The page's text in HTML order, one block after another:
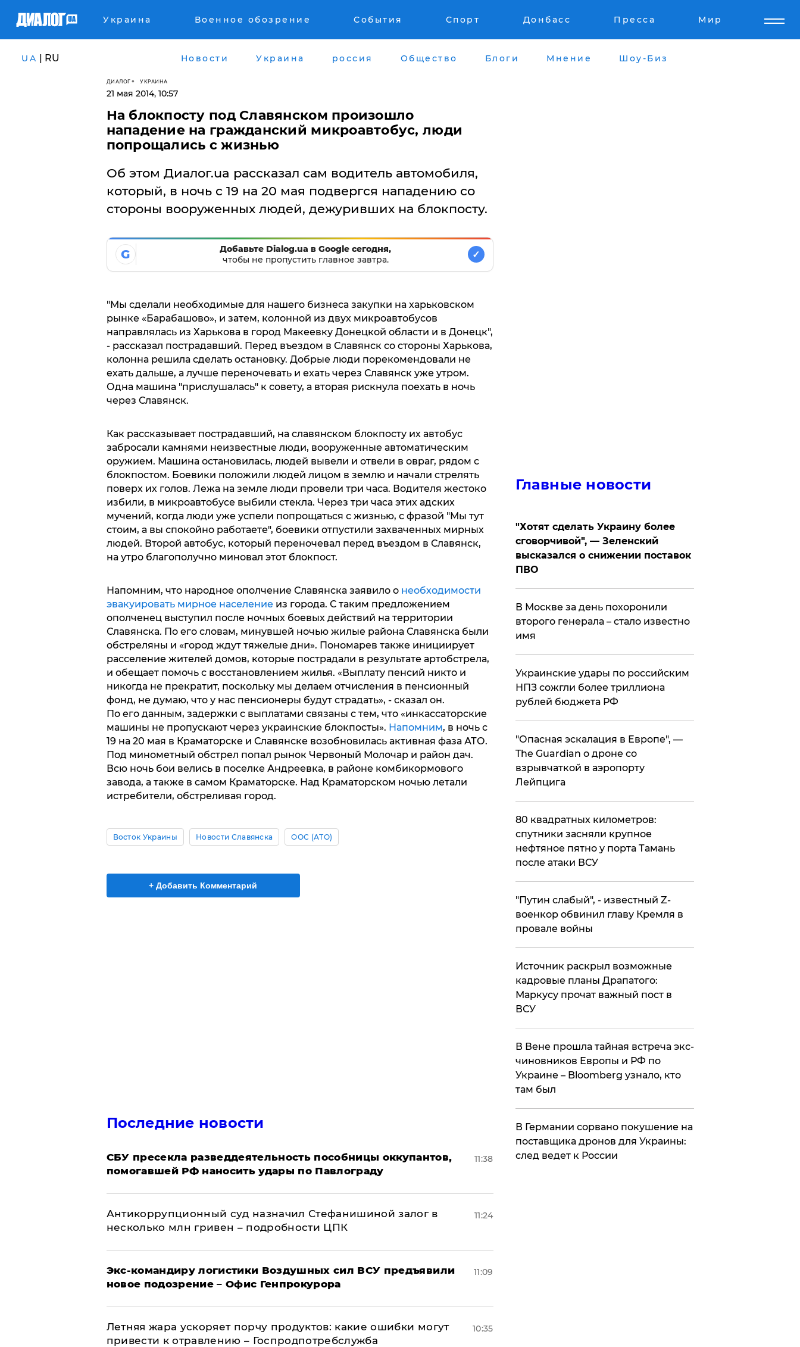
Украина Военное обозрение События Спорт Донбасс Пресса Мир
UA | RU Новости Украина россия Общество Блоги Мнение Шоу-Биз
ДИАЛОГ УКРАИНА
21 мая 2014, 10:57
На блокпосту под Славянском произошло
нападение на гражданский микроавтобус, люди
попрощались с жизнью
Об этом Диалог.ua рассказал сам водитель автомобиля,
который, в ночь с 19 на 20 мая подвергся нападению со
стороны вооруженных людей, дежуривших на блокпосту.
G
Добавьте Dialog.ua в Google сегодня,
чтобы не пропустить главное завтра.
✓
"Мы сделали необходимые для нашего бизнеса закупки на харьковском
рынке «Барабашово», и затем, колонной из двух микроавтобусов
направлялась из Харькова в город Макеевку Донецкой области и в Донецк",
- рассказал пострадавший. Перед въездом в Славянск со стороны Харькова,
колонна решила сделать остановку. Добрые люди порекомендовали не
ехать дальше, а лучше переночевать и ехать через Славянск уже утром.
Одна машина "прислушалась" к совету, а вторая рискнула поехать в ночь
через Славянск.
Как рассказывает пострадавший, на славянском блокпосту их автобус
забросали камнями неизвестные люди, вооруженные автоматическим
оружием. Машина остановилась, людей вывели и отвели в овраг, рядом с
блокпостом. Боевики положили людей лицом в землю и начали стрелять
поверх их голов. Лежа на земле люди провели три часа. Водителя жестоко
избили, в микроавтобусе выбили стекла. Через три часа этих адских
мучений, когда люди уже успели попрощаться с жизнью, с фразой "Мы тут
стоим, а вы спокойно работаете", боевики отпустили захваченных мирных
людей. Второй автобус, который переночевал перед въездом в Славянск,
на утро благополучно миновал этот блокпост.
Напомним, что народное ополчение Славянска заявило о необходимости
эвакуировать мирное населениеиз города. С таким предложением
ополченец выступил после ночных боевых действий на территории
Славянска. По его словам, минувшей ночью жилые района Славянска были
обстреляны и «город ждут тяжелые дни». Пономарев также инициирует
расселение жителей домов, которые пострадали в результате артобстрела,
и обещает помочь с восстановлением жилья. «Выплату пенсий никто и
никогда не прекратит, поскольку мы делаем отчисления в пенсионный
фонд, не думаю, что у нас пенсионеры будут страдать», - сказал он.
По его данным, задержки с выплатами связаны с тем, что «инкассаторские
машины не пропускают через украинские блокпосты». Напомним, в ночь с
19 на 20 мая в Краматорске и Славянске возобновилась активная фаза АТО.
Под минометный обстрел попал рынок Червоный Молочар и район дач.
Всю ночь бои велись в поселке Андреевка, в районе комбикормового
завода, а также в самом Краматорске. Над Краматорском ночью летали
истребители, обстреливая город.
Восток Украины Новости Славянска ООС (АТО)
+ Добавить Комментарий
Последние новости
СБУ пресекла разведдеятельность пособницы оккупантов,
помогавшей РФ наносить удары по Павлограду
11:38
Антикоррупционный суд назначил Стефанишиной залог в
несколько млн гривен – подробности ЦПК
11:24
Экс-командиру логистики Воздушных сил ВСУ предъявили
новое подозрение – Офис Генпрокурора
11:09
Летняя жара ускоряет порчу продуктов: какие ошибки могут
привести к отравлению – Госпродпотребслужба
10:35
Главные новости
​"Хотят сделать Украину более
сговорчивой", — Зеленский
высказался о снижении поставок
ПВО
В Москве за день похоронили
второго генерала – стало известно
имя
Украинские удары по российским
НПЗ сожгли более триллиона
рублей бюджета РФ
"Опасная эскалация в Европе", —
The Guardian о дроне со
взрывчаткой в аэропорту
Лейпцига
80 квадратных километров:
спутники засняли крупное
нефтяное пятно у порта Тамань
после атаки ВСУ
​"Путин слабый", - известный Z-
военкор обвинил главу Кремля в
провале войны
​Источник раскрыл возможные
кадровые планы Драпатого:
Маркусу прочат важный пост в
ВСУ
В Вене прошла тайная встреча экс-
чиновников Европы и РФ по
Украине – Bloomberg узнало, кто
там был
​В Германии сорвано покушение на
поставщика дронов для Украины:
след ведет к России